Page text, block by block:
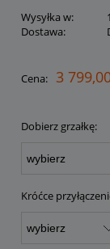
Wysyłka w:
Dostawa:
Cena nie
Cena: 3
Dobierz grzałkę:
Króćce